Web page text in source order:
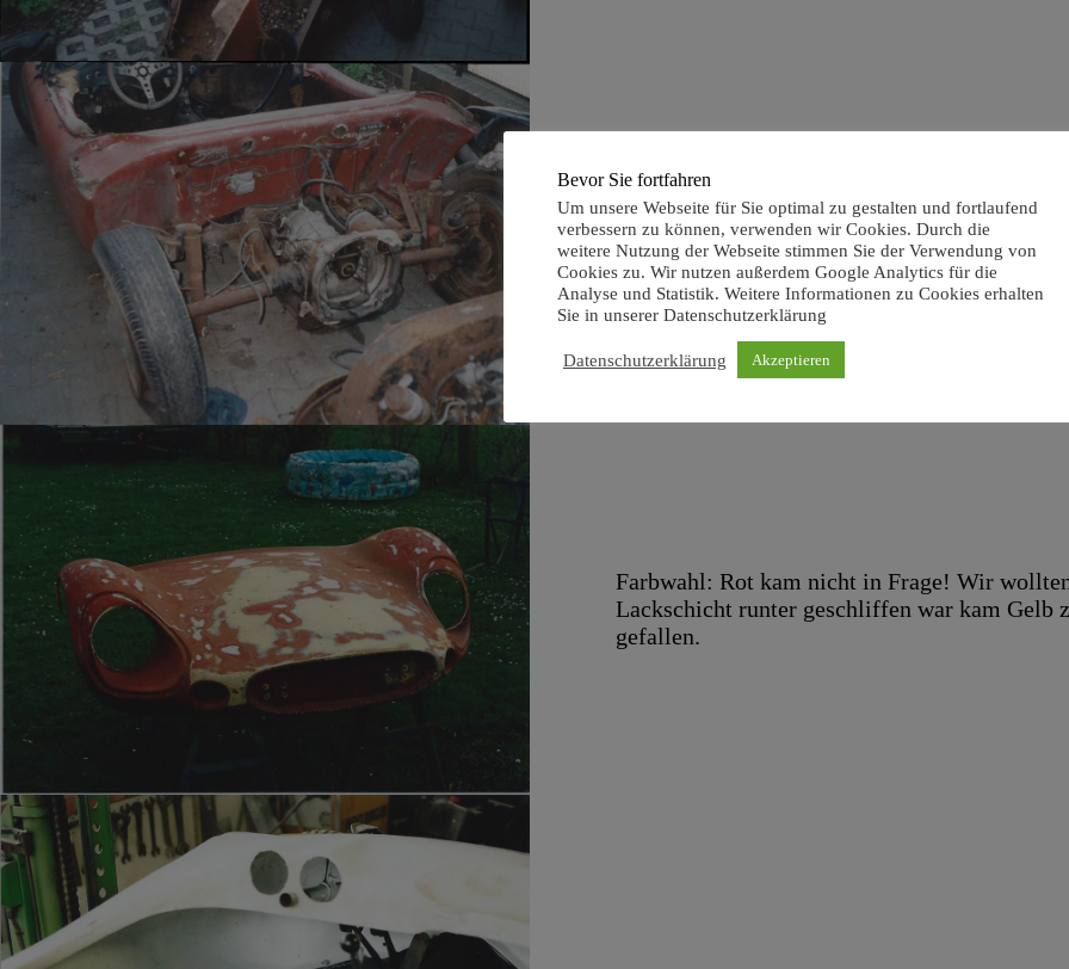
Nach ca. 6 Jahren Standzeit im Freien, nicht
zuhause angekommen wurde das ganze Teil
Farbwahl: Rot kam nicht in Frage! Wir
Lackschicht runter geschliffen war kam Gelb
gefallen.
Bevor Sie fortfahren
Um unsere Webseite für Sie optimal zu gestalten und fortlaufend
verbessern zu können, verwenden wir Cookies. Durch die
weitere Nutzung der Webseite stimmen Sie der Verwendung von
Cookies zu. Wir nutzen außerdem Google Analytics für die
Analyse und Statistik. Weitere Informationen zu Cookies erhalten
Sie in unserer Datenschutzerklärung
Datenschutzerklärung Akzeptieren